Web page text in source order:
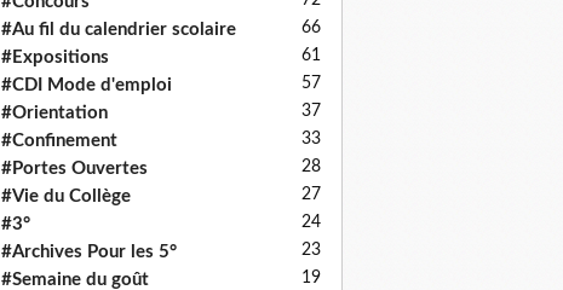
#Au fil du calendrier scolaire 66
#Expositions 61
#CDI Mode d'emploi 57
#Orientation 37
#Confinement 33
#Portes Ouvertes 28
#Vie du Collège 27
#3° 24
#Archives Pour les 5° 23
#Semaine du goût 19